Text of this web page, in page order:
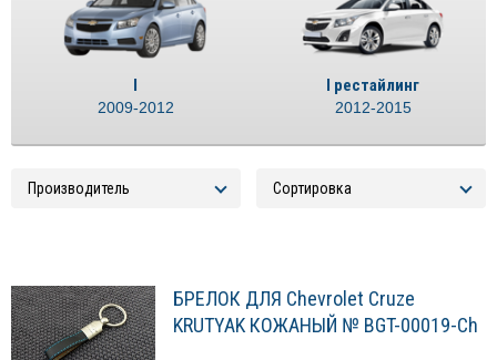
I
2009-2012
I рестайлинг
2012-2015
БРЕЛОК ДЛЯ Chevrolet Cruze
KRUTYAK КОЖАНЫЙ № BGT-00019-Ch